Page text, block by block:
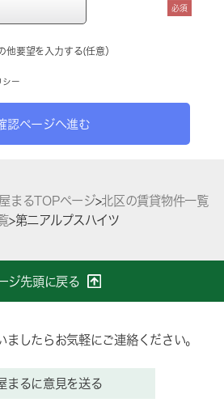
必須
他要望を入力する(任意）
シー
認ページへ進む
まるTOPページ>北区の賃貸物件一覧
>第二アルプスハイツ
ジ先頭に戻る
ましたらお気軽にご連絡ください。
まるに意見を送る